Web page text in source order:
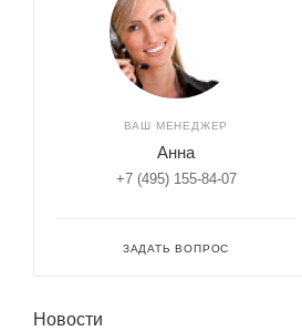
ВАШ МЕНЕДЖЕР
Анна
+7 (495) 155-84-07
ЗАДАТЬ ВОПРОС
Новости